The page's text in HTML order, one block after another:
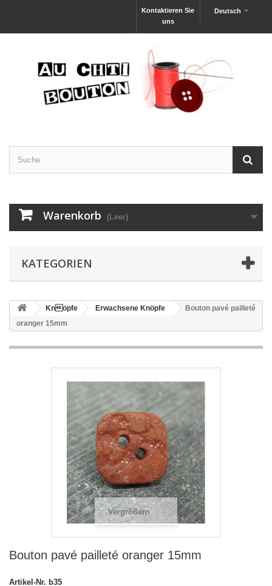
Deutsch
Kontaktieren Sie
uns
Warenkorb (Leer)
KATEGORIEN
Knöpfe Erwachsene Knöpfe
Bouton pavé pailleté
oranger 15mm
Vergrößern
Bouton pavé pailleté oranger 15mm
Artikel-Nr. b35